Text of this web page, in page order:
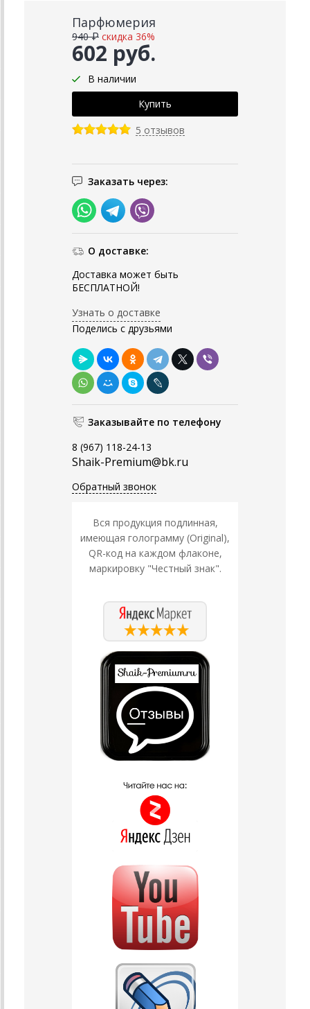
Парфюмерия
602 руб.
940 ₽ скидка 36%
В наличии
5 отзывов
Заказать через:
О доставке:
Доставка может быть
БЕСПЛАТНОЙ!
Узнать о доставке
Поделись с друзьями
Заказывайте по телефону
8 (967) 118-24-13
Shaik-Premium@bk.ru
Обратный звонок
Вся продукция подлинная,
имеющая голограмму (Original),
QR-код на каждом флаконе,
маркировку "Честный знак".